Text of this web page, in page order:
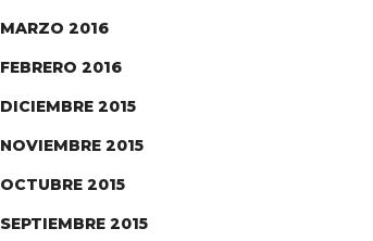
MARZO 2016
FEBRERO 2016
DICIEMBRE 2015
NOVIEMBRE 2015
OCTUBRE 2015
SEPTIEMBRE 2015